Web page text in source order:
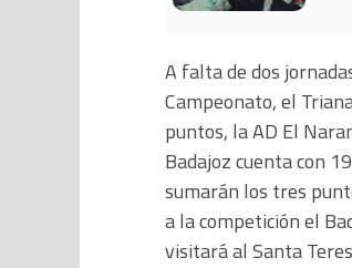
A falta de dos
Campeonato, el
puntos, la AD El
Badajoz cuenta con
sumarán los tres
a la competición el
visitará al Santa